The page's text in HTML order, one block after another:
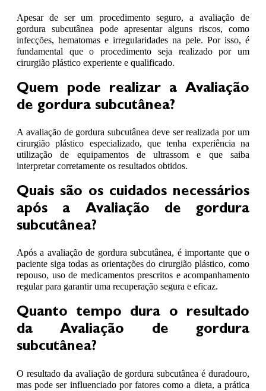
Apesar de ser um procedimento seguro, a avaliação de
gordura subcutânea pode apresentar alguns riscos, como
infecções, hematomas e irregularidades na pele. Por isso, é
fundamental que o procedimento seja realizado por um
cirurgião plástico experiente e qualificado.
Quem pode realizar a Avaliação
de gordura subcutânea?
A avaliação de gordura subcutânea deve ser realizada por um
cirurgião plástico especializado, que tenha experiência na
utilização de equipamentos de ultrassom e que saiba
interpretar corretamente os resultados obtidos.
Quais são os cuidados necessários
após a Avaliação de gordura
subcutânea?
Após a avaliação de gordura subcutânea, é importante que o
paciente siga todas as orientações do cirurgião plástico, como
repouso, uso de medicamentos prescritos e acompanhamento
regular para garantir uma recuperação segura e eficaz.
Quanto tempo dura o resultado
da Avaliação de gordura
subcutânea?
O resultado da avaliação de gordura subcutânea é duradouro,
mas pode ser influenciado por fatores como a dieta, a prática